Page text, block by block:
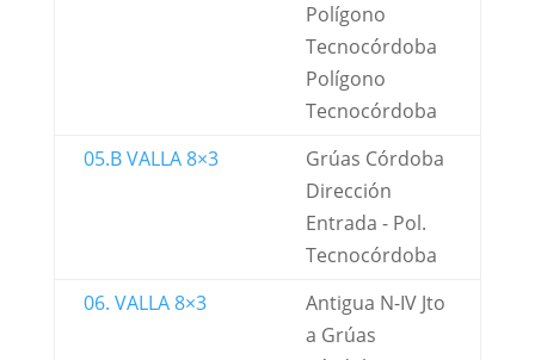
Polígono
Tecnocórdoba
Polígono
Tecnocórdoba
05.B VALLA 8×3
Grúas Córdoba
Dirección
Entrada - Pol.
Tecnocórdoba
06. VALLA 8×3
Antigua N-IV Jto
a Grúas